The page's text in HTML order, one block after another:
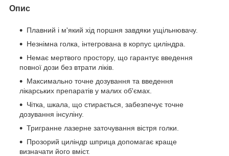
Опис
Плавний і м'який хід поршня завдяки ущільнювачу.
Незнімна голка, інтегрована в корпус циліндра.
Немає мертвого простору, що гарантує введення
повної дози без втрати ліків.
Максимально точне дозування та введення
лікарських препаратів у малих об'ємах.
Чітка, шкала, що стирається, забезпечує точне
дозування інсуліну.
Тригранне лазерне заточування вістря голки.
Прозорий циліндр шприца допомагає краще
визначати його вміст.